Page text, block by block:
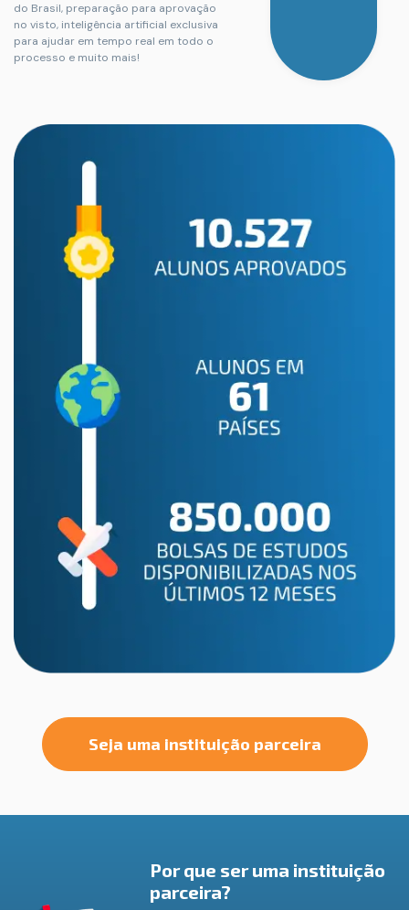
do Brasil, preparação para aprovação
no visto, inteligência artificial exclusiva
para ajudar em tempo real em todo o
processo e muito mais!
Seja uma instituição parceira
Por que ser uma instituição
parceira?